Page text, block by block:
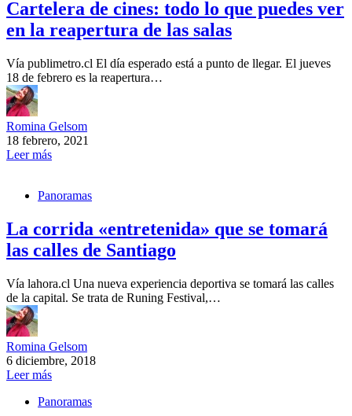
Cartelera de cines: todo lo que puedes ver
en la reapertura de las salas
Vía publimetro.cl El día esperado está a punto de llegar. El jueves
18 de febrero es la reapertura…
Romina Gelsom
18 febrero, 2021
Leer más
Panoramas
La corrida «entretenida» que se tomará
las calles de Santiago
Vía lahora.cl Una nueva experiencia deportiva se tomará las calles
de la capital. Se trata de Runing Festival,…
Romina Gelsom
6 diciembre, 2018
Leer más
Panoramas